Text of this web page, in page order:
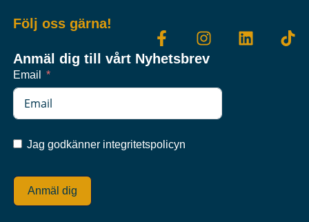
Följ oss gärna!
Anmäl dig till vårt Nyhetsbrev
Email
Jag godkänner integritetspolicyn
Anmäl dig